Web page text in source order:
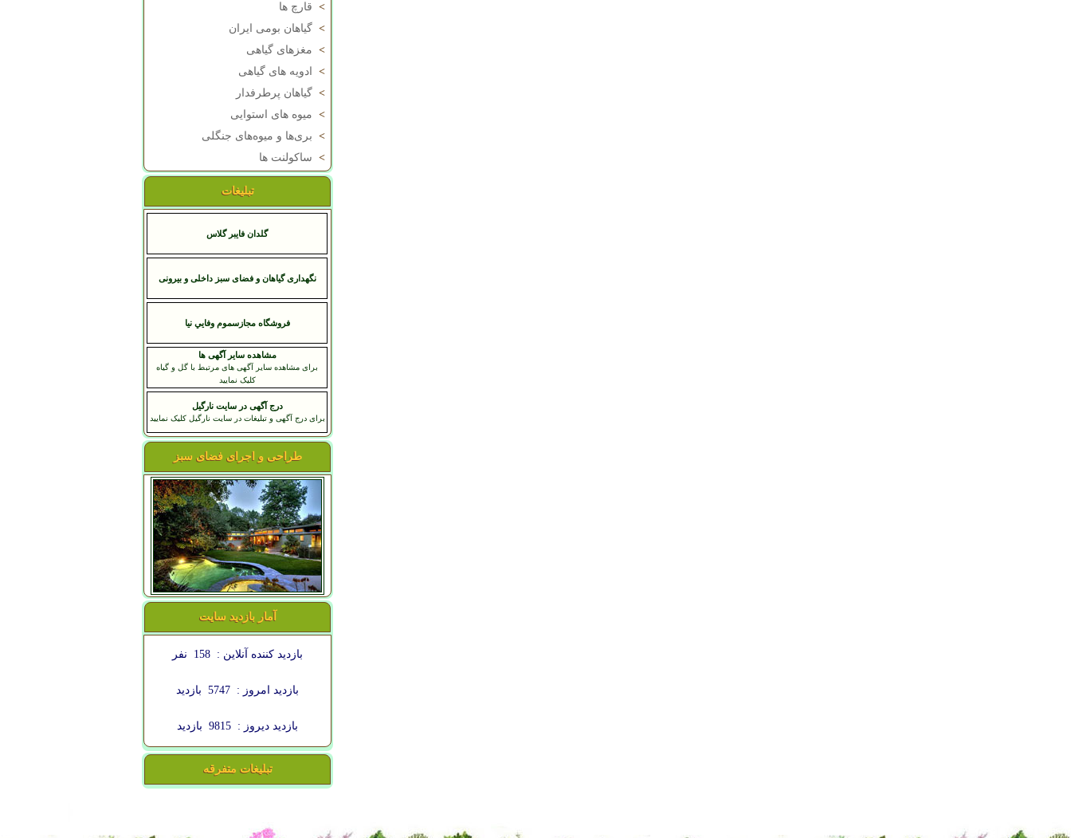
> قارچ ها
> گیاهان بومی ایران
> مغزهای گیاهی
>
ادویه های گیاهی
> گیاهان پرطرفدار
> میوه های استوایی
> بری‌ها و میوه‌های جنگلی
> ساکولنت ها
تبلیغات
گلدان فایبر گلاس
نگهداری گیاهان و فضای سبز داخلی و بیرونی
فروشگاه مجازسموم وفايي نيا
مشاهده سایر آگهی ها
برای مشاهده سایر آگهی های مرتبط با گل و گیاه
کلیک نمایید
درج آگهی در سایت نارگیل
برای درج آگهی و تبلیغات در سایت نارگیل کلیک نمایید
طراحی و اجرای فضای سبز
آمار بازدید سایت
بازدید کننده آنلاین : 158 نفر
بازدید امروز : 5747 بازدید
بازدید دیروز : 9815 بازدید
تبلیغات متفرقه